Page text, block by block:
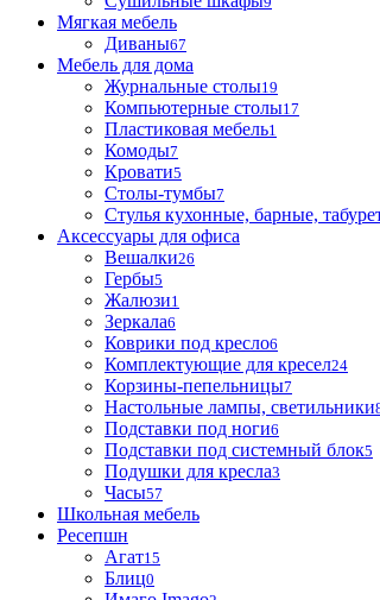
Мягкая мебель
Диваны67
Мебель для дома
Журнальные столы19
Компьютерные столы17
Пластиковая мебель1
Комоды7
Кровати5
Столы-тумбы7
Стулья кухонные, барные,
Аксессуары для офиса
Вешалки26
Гербы5
Жалюзи1
Зеркала6
Коврики под кресло6
Комплектующие для кресел24
Корзины-пепельницы7
Настольные лампы, светильники
Подставки под ноги6
Подставки под системный блок5
Подушки для кресла3
Часы57
Школьная мебель
Ресепшн
Агат15
Блиц0